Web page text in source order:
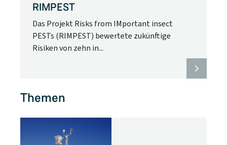
RIMPEST
Das Projekt Risks from IMportant insect
PESTs (RIMPEST) bewertete zukünftige
Risiken von zehn in...
Themen